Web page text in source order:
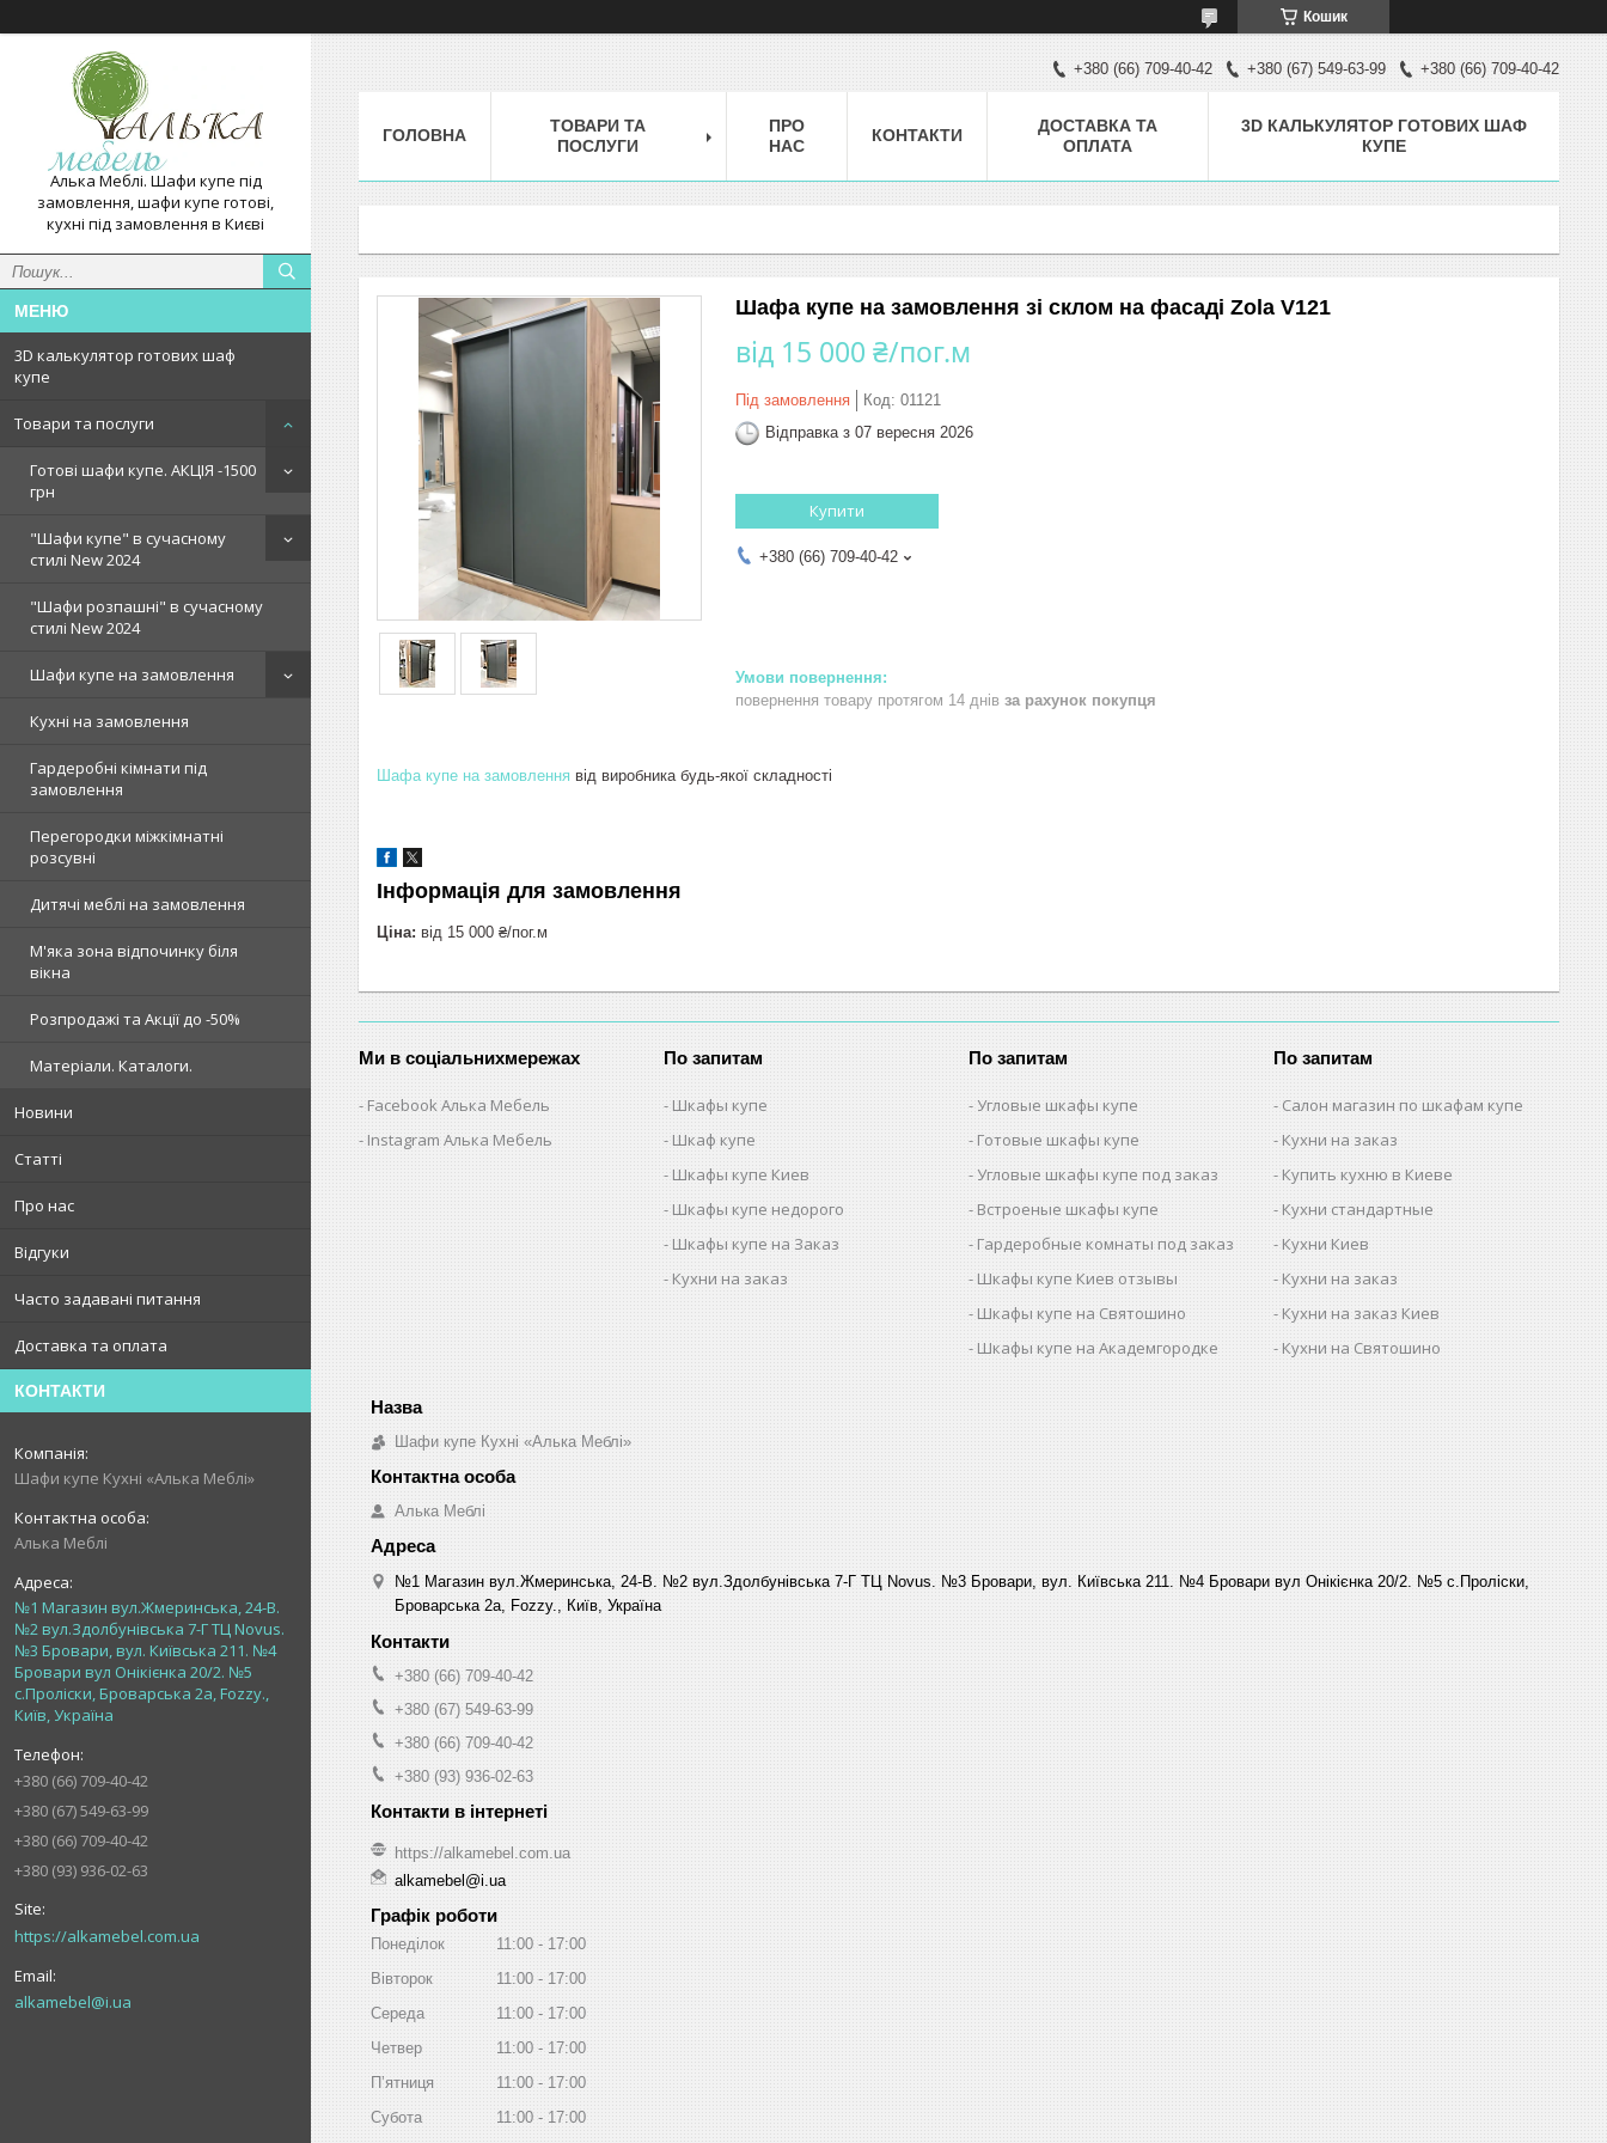
Кошик
Алька Меблі. Шафи купе під
замовлення, шафи купе готові,
кухні під замовлення в Києві
3D калькулятор готових шаф
купе
Товари та послуги
Готові шафи купе. АКЦІЯ -1500
грн
"Шафи купе" в сучасному
стилі New 2024
"Шафи розпашні" в сучасному
стилі New 2024
Шафи купе на замовлення
Кухні на замовлення
Гардеробні кімнати під
замовлення
Перегородки міжкімнатні
розсувні
Дитячі меблі на замовлення
М'яка зона відпочинку біля
вікна
Розпродажі та Акції до -50%
Матеріали. Каталоги.
Новини
Статті
Про нас
Відгуки
Часто задавані питання
Доставка та оплата
КОНТАКТИ
Шафи купе Кухні «Алька Меблі»
Алька Меблі
№1 Магазин вул.Жмеринська, 24-В.
№2 вул.Здолбунівська 7-Г ТЦ Novus.
№3 Бровари, вул. Київська 211. №4
Бровари вул Онікієнка 20/2. №5
с.Проліски, Броварська 2а, Fozzy.,
Київ, Україна
+380 (66) 709-40-42
+380 (67) 549-63-99
+380 (66) 709-40-42
+380 (93) 936-02-63
https://alkamebel.com.ua
alkamebel@i.ua
+380 (66) 709-40-42 +380 (67) 549-63-99 +380 (66) 709-40-42
ГОЛОВНА
ТОВАРИ ТА
ПОСЛУГИ
ПРО
НАС
КОНТАКТИ
ДОСТАВКА ТА
ОПЛАТА
3D КАЛЬКУЛЯТОР ГОТОВИХ ШАФ
КУПЕ
Шафа купе на замовлення зі склом на фасаді Zola V121
від 15 000 ₴/пог.м
Під замовлення Код: 01121
Відправка з 07 вересня 2026
Купити
+380 (66) 709-40-42
повернення товару протягом 14 днів за рахунок покупця
Шафа купе на замовлення від виробника будь-якої складності
Інформація для замовлення
Ціна: від 15 000 ₴/пог.м
Ми в соціальнихмережах
Facebook Алька Мебель
Instagram Алька Мебель
По запитам
Шкафы купе
Шкаф купе
Шкафы купе Киев
Шкафы купе недорого
Шкафы купе на Заказ
Кухни на заказ
По запитам
Угловые шкафы купе
Готовые шкафы купе
Угловые шкафы купе под заказ
Встроеные шкафы купе
Гардеробные комнаты под заказ
Шкафы купе Киев отзывы
Шкафы купе на Святошино
Шкафы купе на Академгородке
По запитам
Салон магазин по шкафам купе
Кухни на заказ
Купить кухню в Киеве
Кухни стандартные
Кухни Киев
Кухни на заказ
Кухни на заказ Киев
Кухни на Святошино
Шафи купе Кухні «Алька Меблі»
Алька Меблі
№1 Магазин вул.Жмеринська, 24-В. №2 вул.Здолбунівська 7-Г ТЦ Novus. №3 Бровари, вул. Київська 211. №4 Бровари вул Онікієнка 20/2. №5 с.Проліски,
Броварська 2а, Fozzy., Київ, Україна
+380 (66) 709-40-42
+380 (67) 549-63-99
+380 (66) 709-40-42
+380 (93) 936-02-63
https://alkamebel.com.ua
alkamebel@i.ua
Графік роботи
Понеділок 11:00
17:00
Вівторок
11:00
17:00
Середа
11:00
17:00
Четвер
11:00
17:00
Пʼятниця
11:00
17:00
Субота
11:00 17:00